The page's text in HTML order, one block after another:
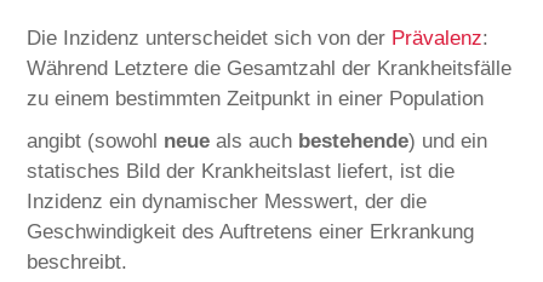
Die Inzidenz unterscheidet sich von der Prävalenz:
Während Letztere die Gesamtzahl der Krankheitsfälle
zu einem bestimmten Zeitpunkt in einer Population
angibt (sowohl neue als auch bestehende) und ein
statisches Bild der Krankheitslast liefert, ist die
Inzidenz ein dynamischer Messwert, der die
Geschwindigkeit des Auftretens einer Erkrankung
beschreibt.